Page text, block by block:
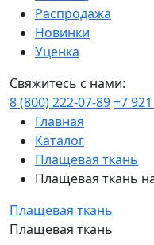
Распродажа
Новинки
Уценка
Свяжитесь с нами:
8 (800) 222-07-89+7
Главная
Каталог
Плащевая ткань
Плащевая ткань
Плащевая ткань
Плащевая ткань